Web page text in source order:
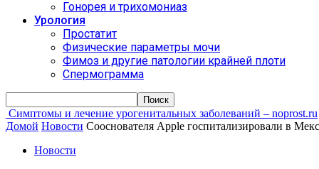
Гонорея и трихомониаз
Урология
Простатит
Физические параметры мочи
Фимоз и другие патологии крайней плоти
Спермограмма
Симптомы и лечение урогенитальных заболеваний – noprost.ru
Домой Новости Сооснователя Apple госпитализировали в
Новости